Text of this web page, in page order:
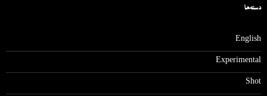
دسته‌ها
English
Experimental
Shot